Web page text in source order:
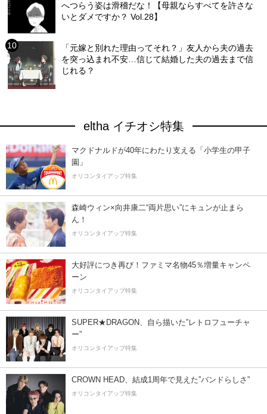
へつらう姿は滑稽だな！【母親ならすべてを許さな
いとダメですか？ Vol.28】
「元嫁と別れた理由ってそれ？」友人から夫の過去
を突っ込まれ不安…信じて結婚した夫の過去まで信
じれる？
eltha イチオシ特集
マクドナルドが40年にわたり支える「小学生の甲子
園」
オリコンタイアップ特集
森崎ウィン×向井康二“両片思い”にキュンが止まら
ん！
オリコンタイアップ特集
大好評につき再び！ファミマ名物45％増量キャンペ
ーン
オリコンタイアップ特集
SUPER★DRAGON、自ら描いた”レトロフューチャ
ー”
オリコンタイアップ特集
CROWN HEAD、結成1周年で見えた”バンドらしさ”
オリコンタイアップ特集